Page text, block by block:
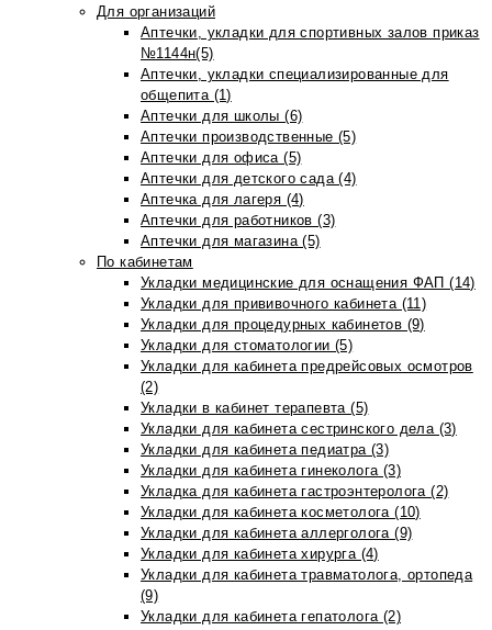
Для организаций
Аптечки, укладки для спортивных залов приказ
№1144н(5)
Аптечки, укладки специализированные для
общепита (1)
Аптечки для школы (6)
Аптечки производственные (5)
Аптечки для офиса (5)
Аптечки для детского сада (4)
Аптечка для лагеря (4)
Аптечки для работников (3)
Аптечки для магазина (5)
По кабинетам
Укладки медицинские для оснащения ФАП (14)
Укладки для прививочного кабинета (11)
Укладки для процедурных кабинетов (9)
Укладки для стоматологии (5)
Укладки для кабинета предрейсовых осмотров
(2)
Укладки в кабинет терапевта (5)
Укладки для кабинета сестринского дела (3)
Укладки для кабинета педиатра (3)
Укладки для кабинета гинеколога (3)
Укладка для кабинета гастроэнтеролога (2)
Укладки для кабинета косметолога (10)
Укладки для кабинета аллерголога (9)
Укладки для кабинета хирурга (4)
Укладки для кабинета травматолога, ортопеда
(9)
Укладки для кабинета гепатолога (2)